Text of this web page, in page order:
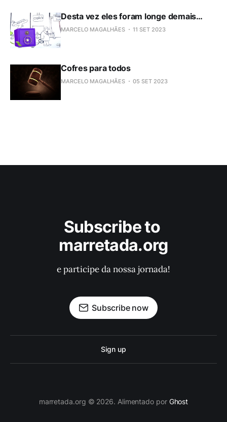
Desta vez eles foram longe demais…
MARCELO MAGALHÃES 11 SET 2023
Cofres para todos
MARCELO MAGALHÃES 05 SET 2023
Subscribe to
marretada.org
e participe da nossa jornada!
Subscribe now
Sign up
marretada.org © 2026. Alimentado por Ghost